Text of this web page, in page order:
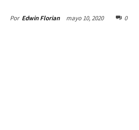
Por Edwin Florian mayo 10, 2020 0